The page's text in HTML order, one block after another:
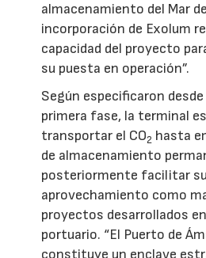
almacenamiento del Mar
incorporación de Exolum
capacidad del proyecto
su puesta en operación”.
Según especificaron
primera fase, la terminal
transportar el CO2 hasta
de almacenamiento
posteriormente facilitar su
aprovechamiento como
proyectos desarrollados
portuario. “El Puerto de